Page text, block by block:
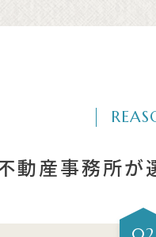
動産事務所が